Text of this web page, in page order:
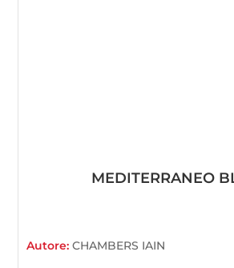
MEDITERRANEO
Autore:CHAMBERS IAIN